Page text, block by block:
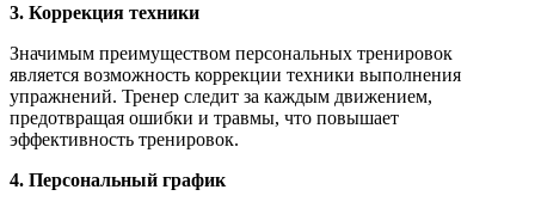
3. Коррекция техники
Значимым преимуществом персональных тренировок
является возможность коррекции техники выполнения
упражнений. Тренер следит за каждым движением,
предотвращая ошибки и травмы, что повышает
эффективность тренировок.
4. Персональный график